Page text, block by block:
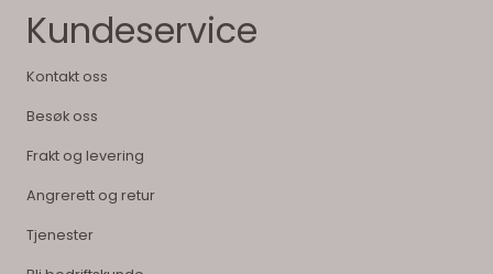
Kundeservice
Kontakt oss
Besøk oss
Frakt og levering
Angrerett og retur
Tjenester